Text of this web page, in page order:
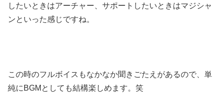
したいときはアーチャー、サポートしたいときはマジシャ
ンといった感じですね。
この時のフルボイスもなかなか聞きごたえがあるので、単
純にBGMとしても結構楽しめます。笑